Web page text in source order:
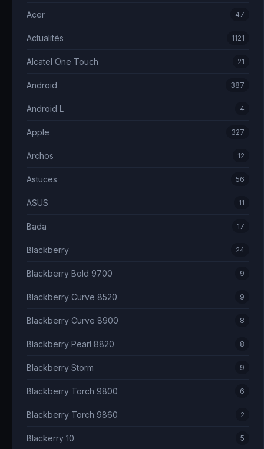
Acer 47
Actualités 1121
Alcatel One Touch 21
Android 387
Android L 4
Apple 327
Archos 12
Astuces 56
ASUS 11
Bada 17
Blackberry 24
Blackberry Bold 9700 9
Blackberry Curve 8520 9
Blackberry Curve 8900 8
Blackberry Pearl 8820 8
Blackberry Storm 9
Blackberry Torch 9800 6
Blackberry Torch 9860 2
Blackerry 10 5